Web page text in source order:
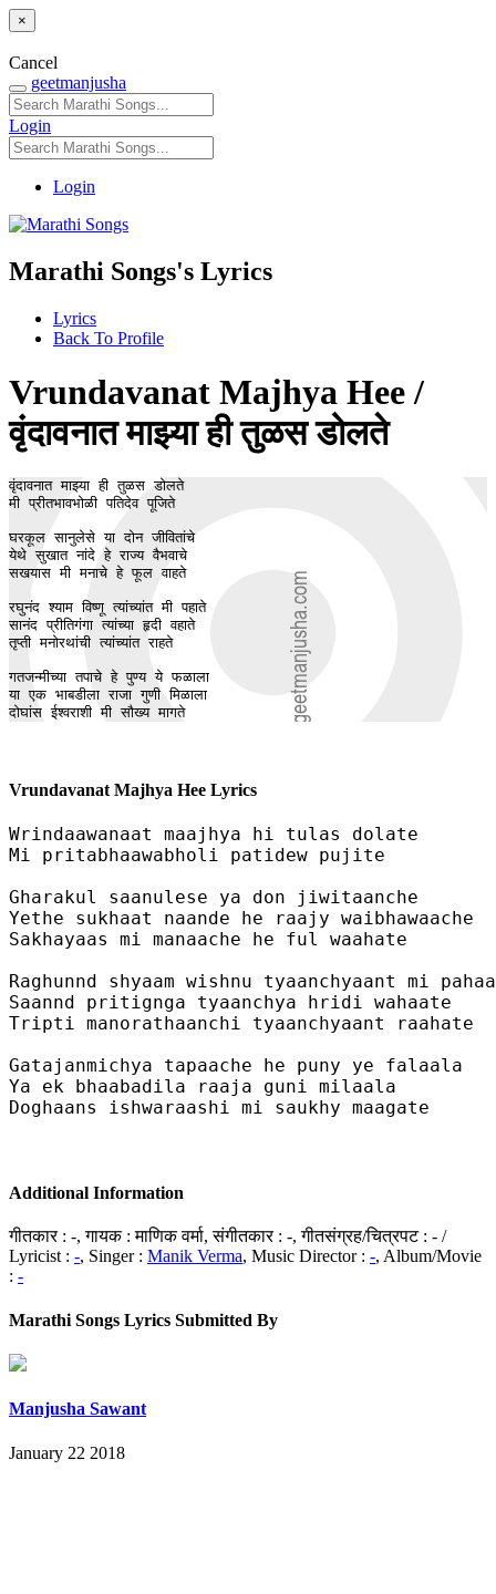
×
Cancel
geetmanjusha
Login
Login
Marathi Songs's Lyrics
Lyrics
Back To Profile
Vrundavanat Majhya Hee /
वृंदावनात माझ्या ही तुळस डोलते
वृंदावनात माझ्या ही तुळस डोलते
मी प्रीतभावभोळी पतिदेव पूजिते
घरकूल सानुलेसे या दोन जीवितांचे
येथे सुखात नांदे हे राज्य वैभवाचे
सखयास मी मनाचे हे फूल वाहते
रघुनंद श्याम विष्णू त्यांच्यांत मी पहाते
सानंद प्रीतिगंगा त्यांच्या हृदी वहाते
तृप्ती मनोरथांची त्यांच्यांत राहते
गतजन्मीच्या तपाचे हे पुण्य ये फळाला
या एक भाबडीला राजा गुणी मिळाला
दोघांस ईश्वराशी मी सौख्य मागते
Vrundavanat Majhya Hee Lyrics
Wrindaawanaat maajhya hi tulas dolate
Mi pritabhaawabholi patidew pujite
Gharakul saanulese ya don jiwitaanche
Yethe sukhaat naande he raajy waibhawaache
Sakhayaas mi manaache he ful waahate
Raghunnd shyaam wishnu tyaanchyaant mi
Saannd pritignga tyaanchya hridi wahaate
Tripti manorathaanchi tyaanchyaant raahate
Gatajanmichya tapaache he puny ye falaala
Ya ek bhaabadila raaja guni milaala
Doghaans ishwaraashi mi saukhy maagate
Additional Information
गीतकार : -, गायक : माणिक वर्मा, संगीतकार : -, गीतसंग्रह/चित्रपट : - /
Lyricist : -, Singer : Manik Verma, Music Director : -, Album/Movie
: -
Marathi Songs Lyrics Submitted By
Manjusha Sawant
January 22 2018